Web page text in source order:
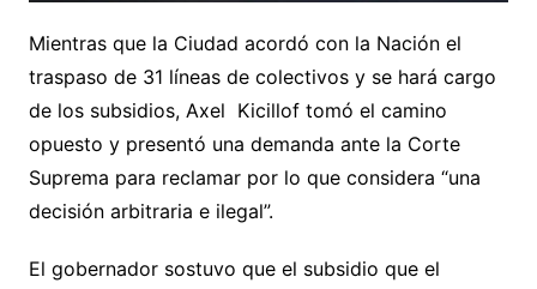
Mientras que la Ciudad acordó con la Nación el
traspaso de 31 líneas de colectivos y se hará cargo
de los subsidios, Axel Kicillof tomó el camino
opuesto y presentó una demanda ante la Corte
Suprema para reclamar por lo que considera “una
decisión arbitraria e ilegal”.
El gobernador sostuvo que el subsidio que el